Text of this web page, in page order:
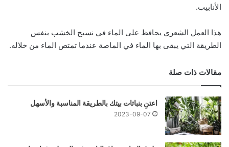
الأنابيب.
هذا العمل الشعري يحافظ على الماء في نسيج الخشب بنفس
الطريقة التي يبقى بها الماء في الماصة عندما تمتص الماء من خلاله.
مقالات ذات صلة
اعتنِ بنباتات بيتك بالطريقة المناسبة والأسهل
2023-09-07